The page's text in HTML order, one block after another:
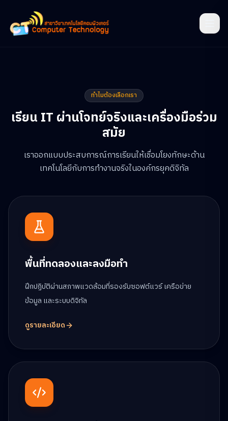
ทำไมต้องเลือกเรา
เรียน IT ผ่านโจทย์จริงและเครื่องมือร่วม
สมัย
เราออกแบบประสบการณ์การเรียนให้เชื่อมโยงทักษะด้าน
เทคโนโลยีกับการทำงานจริงในองค์กรยุคดิจิทัล
พื้นที่ทดลองและลงมือทำ
ฝึกปฏิบัติผ่านสภาพแวดล้อมที่รองรับซอฟต์แวร์ เครือข่าย
ข้อมูล และระบบดิจิทัล
ดูรายละเอียด